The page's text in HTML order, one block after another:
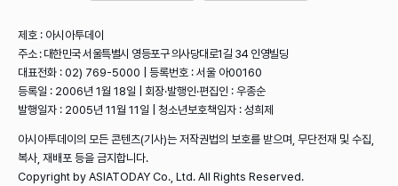
제호 : 아시아투데이
주소 : 대한민국 서울특별시 영등포구 의사당대로1길 34 인영빌딩
대표전화 : 02) 769-5000 | 등록번호 : 서울 아00160
등록일 : 2006년 1월 18일 | 회장·발행인·편집인 : 우종순
발행일자 : 2005년 11월 11일 | 청소년보호책임자 : 성희제
아시아투데이의 모든 콘텐츠(기사)는 저작권법의 보호를 받으며, 무단전재 및 수집,
복사, 재배포 등을 금지합니다.
Copyright by ASIATODAY Co., Ltd. All Rights Reserved.